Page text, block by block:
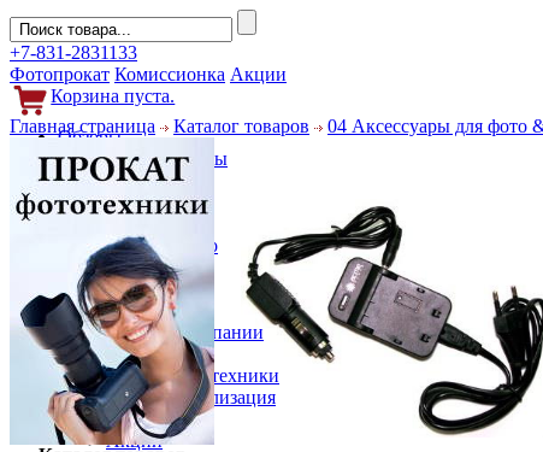
+7-831-2831133
Фотопрокат Комиссионка Акции
Корзина пуста.
Обзоры
Фотоаппараты
Объективы
Фильтры
Фото и видео
Гаджеты
Аксессуары
Слухи
Новости компании
Услуги
Прокат фототехники
Выкуп и реализация
Покупателям
Акции
Главная страница Каталог товаров 04 Аксессуары для фото